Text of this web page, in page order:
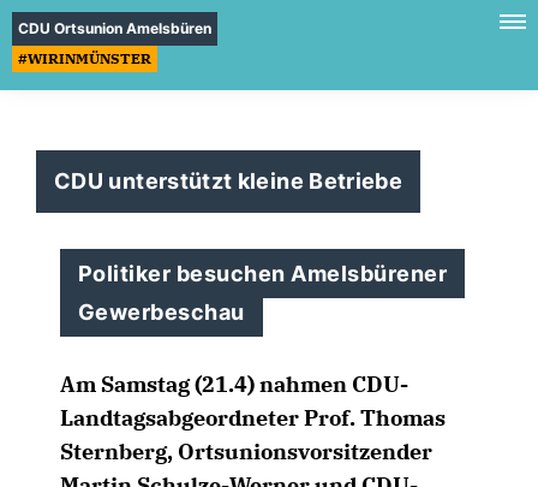
CDU Ortsunion Amelsbüren
#WIRINMÜNSTER
CDU unterstützt kleine Betriebe
Politiker besuchen Amelsbürener
Gewerbeschau
Am Samstag (21.4) nahmen CDU-
Landtagsabgeordneter Prof. Thomas
Sternberg, Ortsunionsvorsitzender